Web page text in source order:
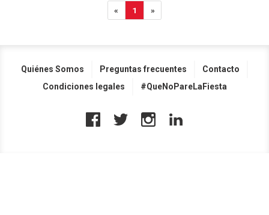
« 1 »
Quiénes Somos Preguntas frecuentes
Contacto
Condiciones legales
#QueNoPareLaFiesta